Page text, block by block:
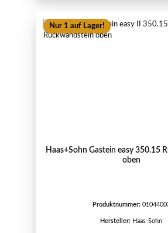
Nur 1 auf Lager!
Haas+Sohn Gastein easy 350.15
oben
Produktnummer:
Hersteller: Haas-Sohn